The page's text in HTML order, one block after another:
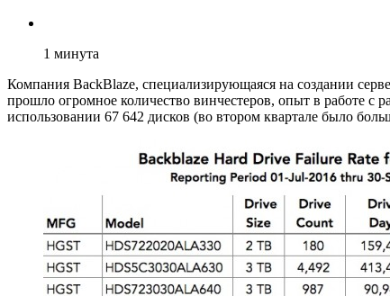
1 минута
Компания BackBlaze, специализирующаяся на создании
прошло огромное количество винчестеров, опыт в работе с
использовании 67 642 дисков (во втором квартале было